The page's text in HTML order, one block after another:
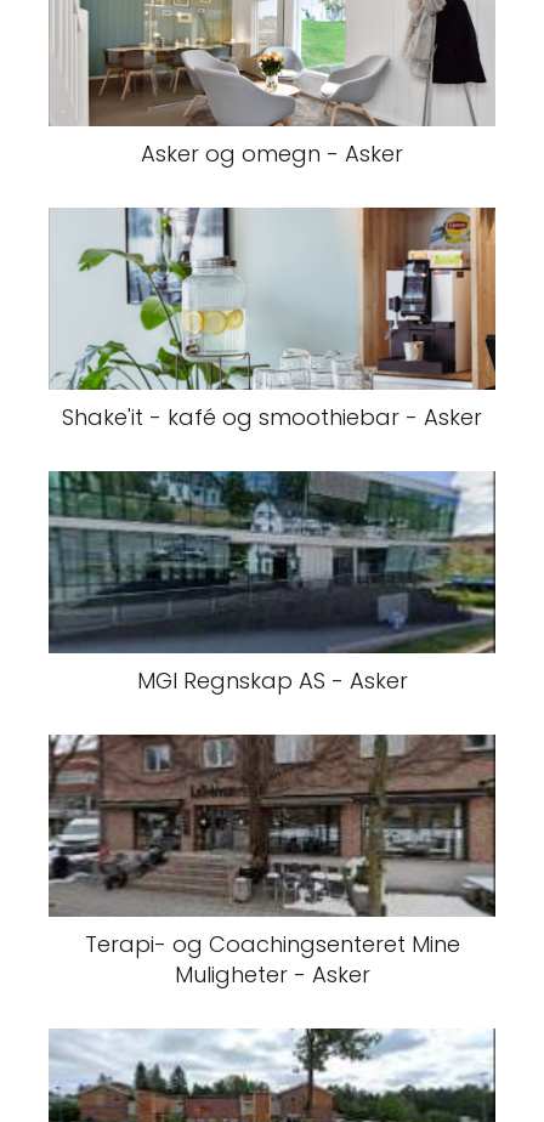
Asker og omegn - Asker
Shake'it - kafé og smoothiebar - Asker
MGI Regnskap AS - Asker
Terapi- og Coachingsenteret Mine
Muligheter - Asker